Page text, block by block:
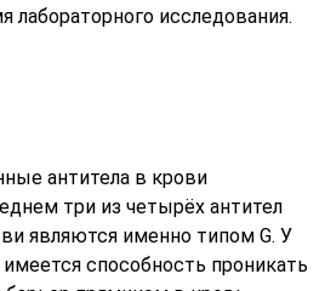
лабораторного исследования.
антитела в крови
три из четырёх антител
являются именно типом G. У
способность проникать